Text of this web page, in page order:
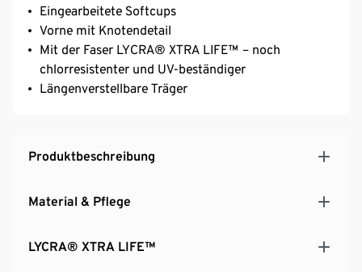
Eingearbeitete Softcups
Vorne mit Knotendetail
Mit der Faser LYCRA® XTRA LIFE™ – noch
chlorresistenter und UV-beständiger
Längenverstellbare Träger
Produktbeschreibung
Material & Pflege
LYCRA® XTRA LIFE™